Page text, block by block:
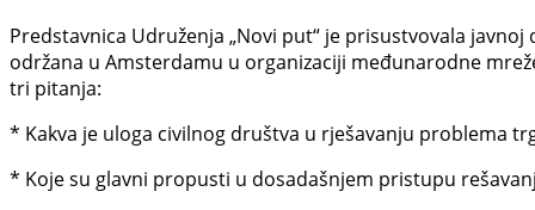
Predstavnica Udruženja „Novi put“ je prisustvovala
održana u Amsterdamu u organizaciji međunarodne
tri pitanja:
* Kakva je uloga civilnog društva u rješavanju problema
* Koje su glavni propusti u dosadašnjem pristupu